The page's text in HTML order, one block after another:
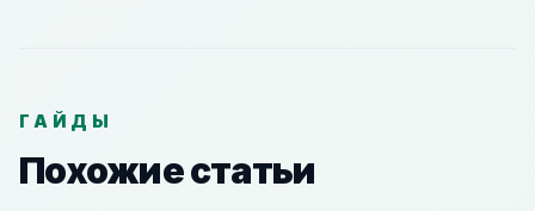
ГАЙДЫ
Похожие статьи